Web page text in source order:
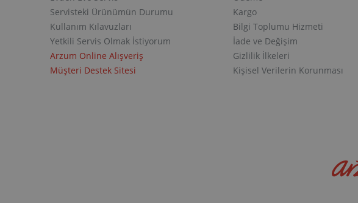
Servisteki Ürünümün Durumu
Kullanım Kılavuzları
Yetkili Servis Olmak İstiyorum
Arzum Online Alışveriş
Müşteri Destek Sitesi
Kargo
Bilgi Toplumu Hizmeti
İade ve Değişim
Gizlilik İlkeleri
Kişisel Verilerin Korunması